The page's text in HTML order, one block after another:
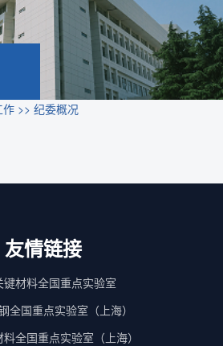
作 >> 纪委概况
友情链接
键材料全国重点实验室
全国重点实验室（上海）
全国重点实验室（上海）